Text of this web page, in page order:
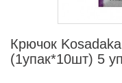
Крючок
(1упак*10шт) 5